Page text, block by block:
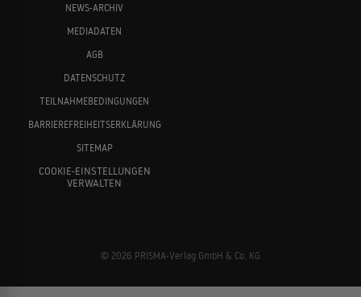
NEWS-ARCHIV
MEDIADATEN
AGB
DATENSCHUTZ
TEILNAHMEBEDINGUNGEN
BARRIEREFREIHEITSERKLÄRUNG
SITEMAP
COOKIE-EINSTELLUNGEN
VERWALTEN
© 2026 PRISMA-Verlag GmbH & Co. KG